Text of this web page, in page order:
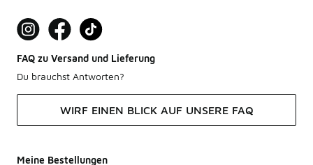
FAQ zu Versand und Lieferung
Du brauchst Antworten?
WIRF EINEN BLICK AUF UNSERE FAQ
Meine Bestellungen